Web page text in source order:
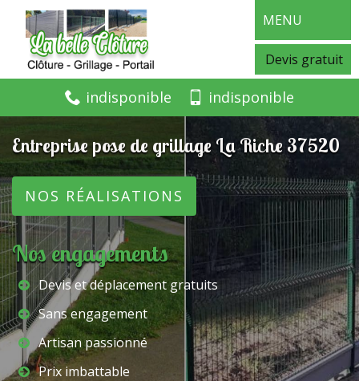
MENU
Devis gratuit
indisponible indisponible
Entreprise pose de grillage La Riche 37520
NOS RÉALISATIONS
Nos engagements
Devis et déplacement gratuits
Sans engagement
Artisan passionné
Prix imbattable